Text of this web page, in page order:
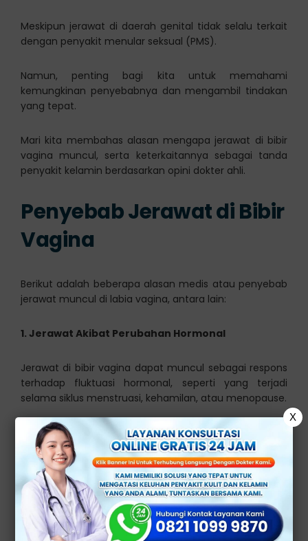
Meskipun jerawat di daerah genital tidak selalu terkait
dengan penyakit menular seksual (PMS).
Namun, penting bagi kita untuk memahami
kemungkinan penyebabnya dan mengambil tindakan
yang tepat.
Mari kita membahas alasan mengapa jerawat di bibir
vagina muncul, serta keterkaitannya sebagai tanda
penyakit kelamin berdasarkan opini dokter ahli.
Penyebab Jerawat di Bibir
Vagina
Berikut adalah beberapa alasan medis atau penyebab
jerawat muncul di labia vagina, antara lain:
1. Jerawat Akibat Perubahan Hormonal
Jerawat di bibir vagina dapat muncul sebagai respons
terhadap fluktuasi hormonal, seperti yang terjadi
selama siklus menstruasi, kehamilan, atau menopause.
2. Folikulitis
Folikulitis adalah peradangan folikel rambut yang bisa
menyebabkan pembentukan benjolan merah,
termasuk di area genital.
3. Iritasi Kulit
X